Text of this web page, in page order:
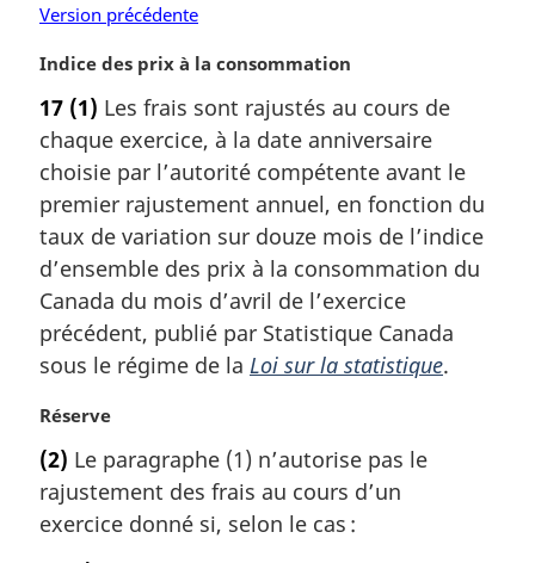
Version précédente
N
t
e
m
a
r
g
i
n
a
l
e
:
Indice des prix à la consommation
17 (1) Les frais sont rajustés au cours de
chaque exercice, à la date anniversaire
choisie par l’autorité compétente avant le
premier rajustement annuel, en fonction du
taux de variation sur douze mois de l’indice
d’ensemble des prix à la consommation du
Canada du mois d’avril de l’exercice
précédent, publié par Statistique Canada
sous le régime de la Loi sur la statistique.
N
t
e
m
Réserve
(2) Le paragraphe (1) n’autorise pas le
rajustement des frais au cours d’un
exercice donné si, selon le cas :